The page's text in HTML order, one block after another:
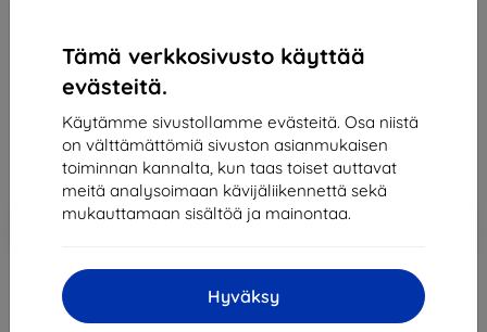
Tämä verkkosivusto käyttää
evästeitä.
Käytämme sivustollamme evästeitä. Osa niistä
on välttämättömiä sivuston asianmukaisen
toiminnan kannalta, kun taas toiset auttavat
meitä analysoimaan kävijäliikennettä sekä
mukauttamaan sisältöä ja mainontaa.
Hyväksy
lisävarusteista!
757,90 €
682,11 €
-10%
Alennus kupongilla
Loppuunmyyty